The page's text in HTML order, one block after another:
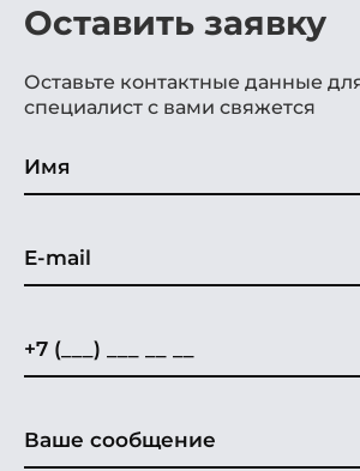
Оставить заявку
Оставьте контактные данные
специалист с вами свяжется